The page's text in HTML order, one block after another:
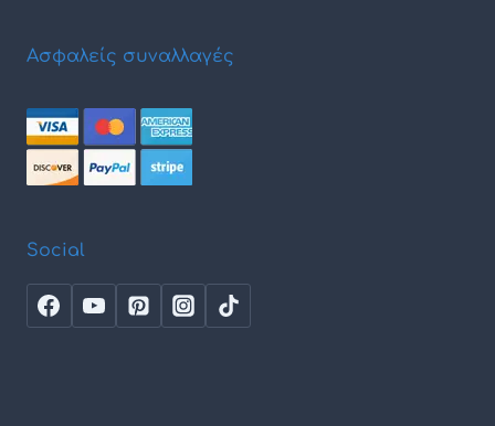
Ασφαλείς συναλλαγές
Social